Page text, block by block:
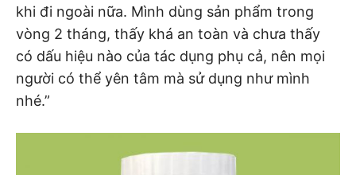
khi đi ngoài nữa. Mình dùng sản phẩm trong
vòng 2 tháng, thấy khá an toàn và chưa thấy
có dấu hiệu nào của tác dụng phụ cả, nên mọi
người có thể yên tâm mà sử dụng như mình
nhé.”